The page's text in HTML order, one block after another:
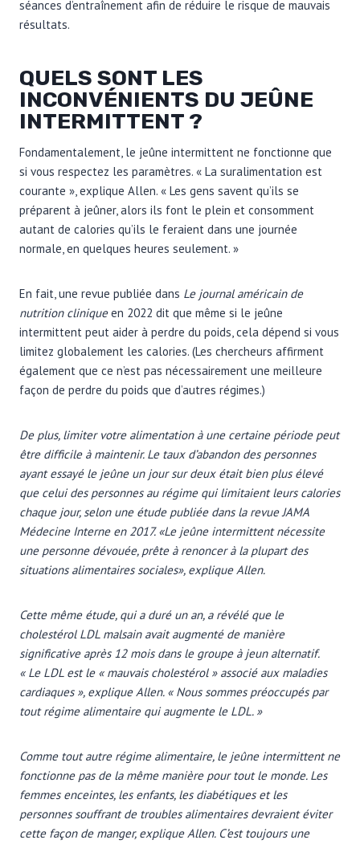
séances d’entraînement afin de réduire le risque de mauvais
résultats.
QUELS SONT LES
INCONVÉNIENTS DU JEÛNE
INTERMITTENT ?
Fondamentalement, le jeûne intermittent ne fonctionne que
si vous respectez les paramètres. « La suralimentation est
courante », explique Allen. « Les gens savent qu’ils se
préparent à jeûner, alors ils font le plein et consomment
autant de calories qu’ils le feraient dans une journée
normale, en quelques heures seulement. »
En fait, une revue publiée dans Le journal américain de
nutrition cliniqueen 2022 dit que même si le jeûne
intermittent peut aider à perdre du poids, cela dépend si vous
limitez globalement les calories. (Les chercheurs affirment
également que ce n’est pas nécessairement une meilleure
façon de perdre du poids que d’autres régimes.)
De plus, limiter votre alimentation à une certaine période peut
être difficile à maintenir. Le taux d’abandon des personnes
ayant essayé le jeûne un jour sur deux était bien plus élevé
que celui des personnes au régime qui limitaient leurs calories
chaque jour, selon une étude publiée dans la revueJAMA
Médecine Interneen 2017. «Le jeûne intermittent nécessite
une personne dévouée, prête à renoncer à la plupart des
situations alimentaires sociales», explique Allen.
Cette même étude, qui a duré un an, a révélé que le
cholestérol LDL malsain avait augmenté de manière
significative après 12 mois dans le groupe à jeun alternatif.
« Le LDL est le « mauvais cholestérol » associé aux maladies
cardiaques », explique Allen. « Nous sommes préoccupés par
tout régime alimentaire qui augmente le LDL. »
Comme tout autre régime alimentaire, le jeûne intermittent ne
fonctionne pas de la même manière pour tout le monde. Les
femmes enceintes, les enfants, les diabétiques et les
personnes souffrant de troubles alimentaires devraient éviter
cette façon de manger, explique Allen. C’est toujours une